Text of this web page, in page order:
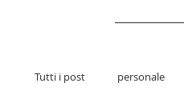
Tutti i post personale